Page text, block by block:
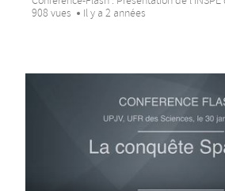
908 vues
Il y a 2 années